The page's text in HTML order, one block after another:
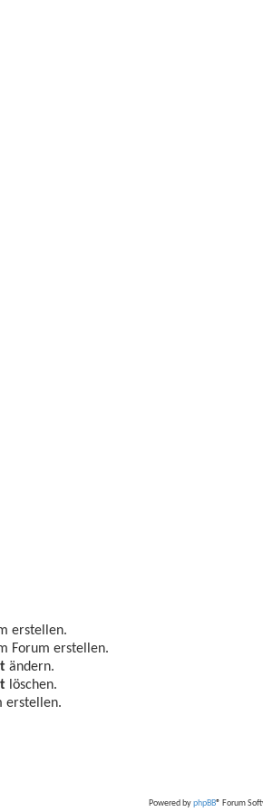
erstellen.
Forum erstellen.
ändern.
löschen.
erstellen.
Powered byphpBB® Forum